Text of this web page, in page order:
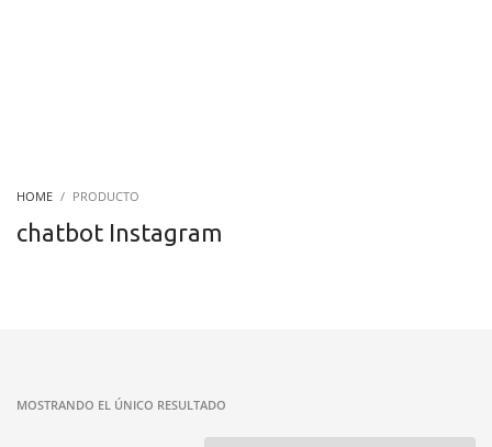
HOME PRODUCTO
chatbot Instagram
MOSTRANDO EL ÚNICO RESULTADO